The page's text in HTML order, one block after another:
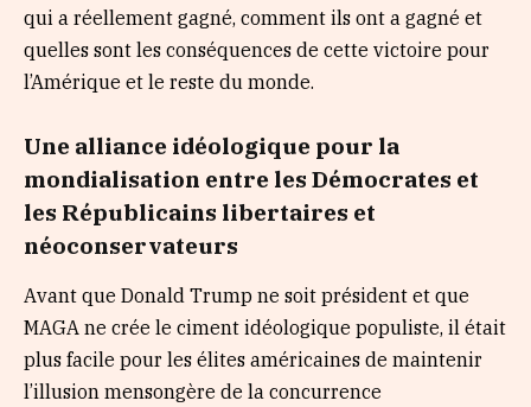
qui a réellement gagné, comment ils ont a gagné et
quelles sont les conséquences de cette victoire pour
l’Amérique et le reste du monde.
Une alliance idéologique pour la
mondialisation entre les Démocrates et
les Républicains libertaires et
néoconservateurs
Avant que Donald Trump ne soit président et que
MAGA ne crée le ciment idéologique populiste, il était
plus facile pour les élites américaines de maintenir
l’illusion mensongère de la concurrence